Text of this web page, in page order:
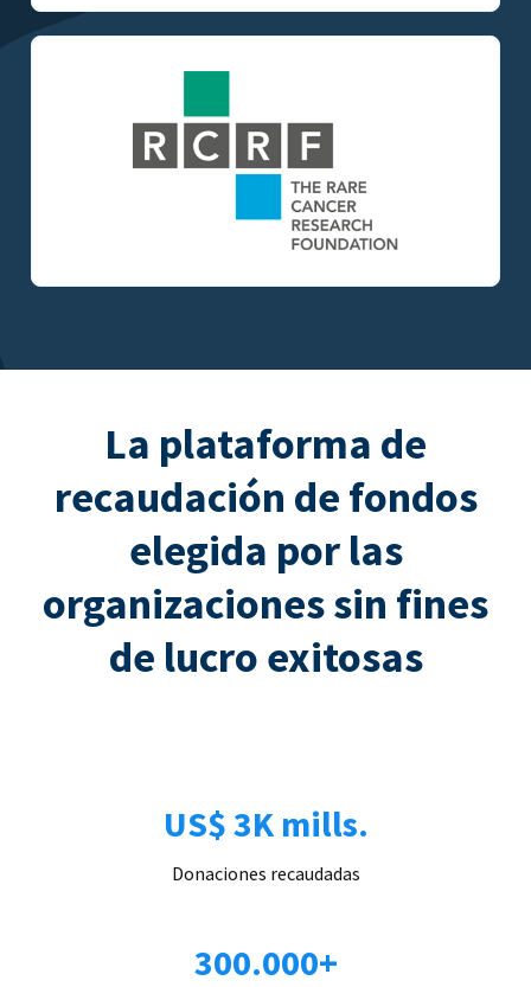
La plataforma de
recaudación de fondos
elegida por las
organizaciones sin fines
de lucro exitosas
US$ 3K mills.
Donaciones recaudadas
300.000+